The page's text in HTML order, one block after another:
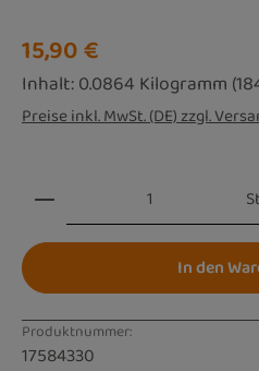
Regulärer Preis:
15,90 €
Inhalt:0.0864 Kilogramm
Preise inkl. MwSt. (DE) zzgl.
Produkt Anzahl: Gib den
In den
Produktnummer:
17584330